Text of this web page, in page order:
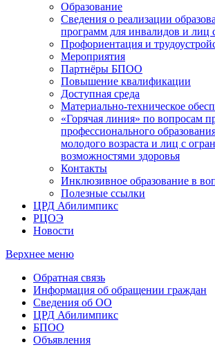
Образование
Сведения о реализации
программ для инвалидов и
Профориентация и
Мероприятия
Партнёры БПОО
Повышение квалификации
Доступная среда
Материально-техническое
«Горячая линия» по вопросам
профессионального
молодого возраста и лиц с
возможностями здоровья
Контакты
Инклюзивное образование в
Полезные ссылки
ЦРД Абилимпикс
РЦОЭ
Новости
Верхнее меню
Обратная связь
Информация об обращении граждан
Сведения об ОО
ЦРД Абилимпикс
БПОО
Объявления